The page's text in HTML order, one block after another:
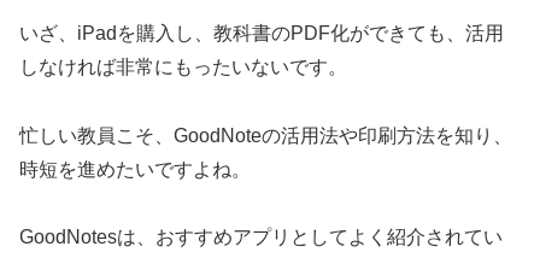
いざ、iPadを購入し、教科書のPDF化ができても、活用
しなければ非常にもったいないです。
忙しい教員こそ、GoodNoteの活用法や印刷方法を知り、
時短を進めたいですよね。
GoodNotesは、おすすめアプリとしてよく紹介されてい